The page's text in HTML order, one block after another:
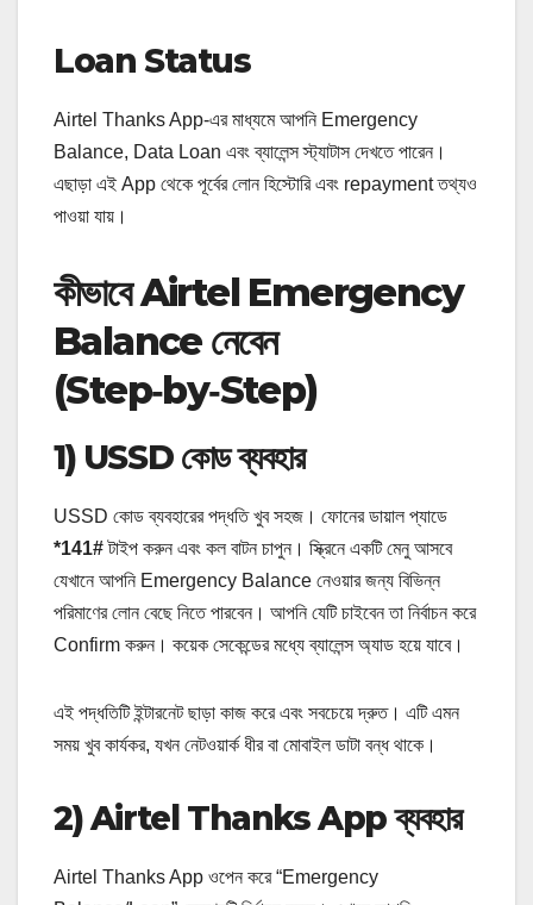
Loan Status
Airtel Thanks App‑এর মাধ্যমে আপনি Emergency
Balance, Data Loan এবং ব্যালেন্স স্ট্যাটাস দেখতে পারেন।
এছাড়া এই App থেকে পূর্বের লোন হিস্টোরি এবং repayment তথ্যও
পাওয়া যায়।
কীভাবে Airtel Emergency
Balance নেবেন
(Step‑by‑Step)
1) USSD কোড ব্যবহার
USSD কোড ব্যবহারের পদ্ধতি খুব সহজ। ফোনের ডায়াল প্যাডে
*141#টাইপ করুন এবং কল বাটন চাপুন। স্ক্রিনে একটি মেনু আসবে
যেখানে আপনি Emergency Balance নেওয়ার জন্য বিভিন্ন
পরিমাণের লোন বেছে নিতে পারবেন। আপনি যেটি চাইবেন তা নির্বাচন করে
Confirm করুন। কয়েক সেকেন্ডের মধ্যে ব্যালেন্স অ্যাড হয়ে যাবে।
এই পদ্ধতিটি ইন্টারনেট ছাড়া কাজ করে এবং সবচেয়ে দ্রুত। এটি এমন
সময় খুব কার্যকর, যখন নেটওয়ার্ক ধীর বা মোবাইল ডাটা বন্ধ থাকে।
2) Airtel Thanks App ব্যবহার
Airtel Thanks App ওপেন করে “Emergency